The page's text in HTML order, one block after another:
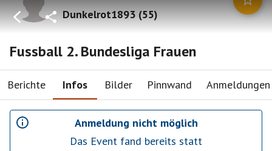
Dunkelrot1893(55)
Fussball 2. Bundesliga Frauen
Berichte Infos Bilder Pinnwand Anmeldungen
Anmeldung nicht möglich
Das Event fand bereits statt